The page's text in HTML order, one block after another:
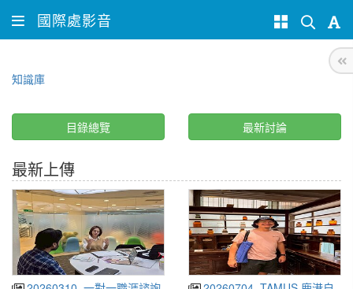
國際處影音
知識庫
目錄總覽 最新討論
最新上傳